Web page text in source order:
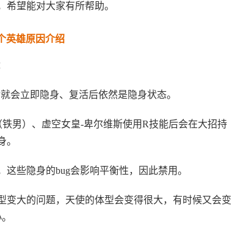
望能对大家有所帮助。
英雄原因介绍
会立即隐身、复活后依然是隐身状态。
男）、虚空女皇-卑尔维斯使用R技能后会在大招持
。
些隐身的bug会影响平衡性，因此禁用。
大的问题，天使的体型会变得很大，有时候又会变